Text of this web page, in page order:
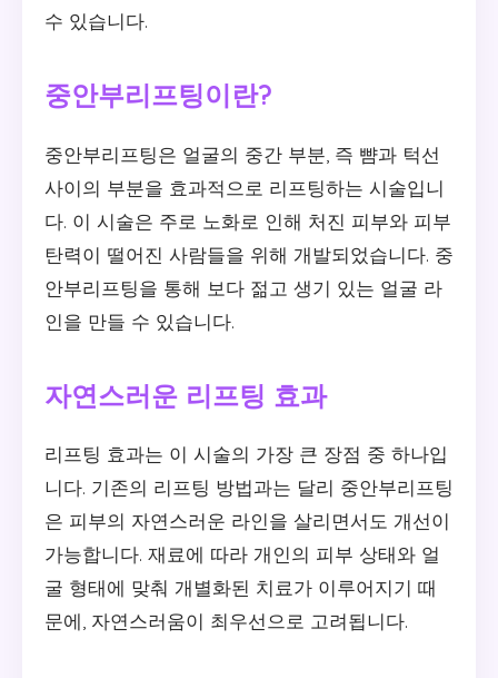
수 있습니다.
중안부리프팅이란?
중안부리프팅은 얼굴의 중간 부분, 즉 뺨과 턱선
사이의 부분을 효과적으로 리프팅하는 시술입니
다. 이 시술은 주로 노화로 인해 처진 피부와 피부
탄력이 떨어진 사람들을 위해 개발되었습니다. 중
안부리프팅을 통해 보다 젊고 생기 있는 얼굴 라
인을 만들 수 있습니다.
자연스러운 리프팅 효과
리프팅 효과는 이 시술의 가장 큰 장점 중 하나입
니다. 기존의 리프팅 방법과는 달리 중안부리프팅
은 피부의 자연스러운 라인을 살리면서도 개선이
가능합니다. 재료에 따라 개인의 피부 상태와 얼
굴 형태에 맞춰 개별화된 치료가 이루어지기 때
문에, 자연스러움이 최우선으로 고려됩니다.